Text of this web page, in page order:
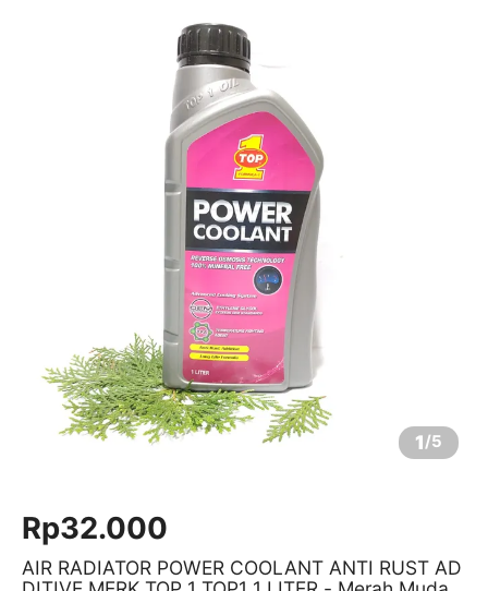
1/5
Rp32.000
AIR RADIATOR POWER COOLANT ANTI RUST AD